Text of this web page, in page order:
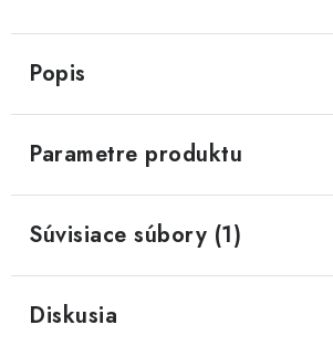
Popis
Parametre produktu
Súvisiace súbory (1)
Diskusia